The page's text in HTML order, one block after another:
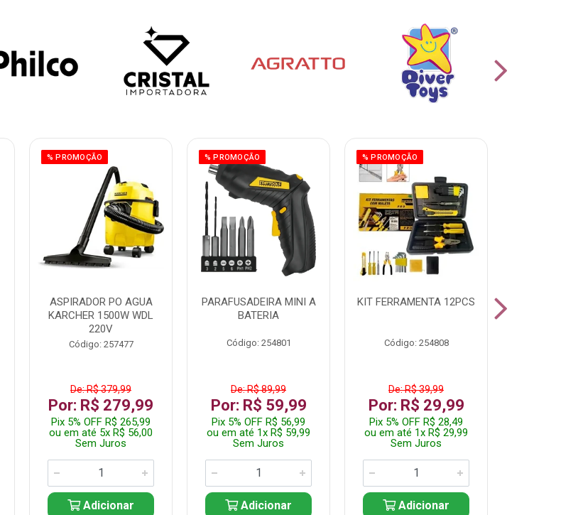
% PROMOÇÃO
ASPIRADOR PO AGUA
KARCHER 1500W WDL
220V
Código: 257477
De: R$ 379,99
Por: R$ 279,99
Pix 5% OFF R$ 265,99
ou em até 5x R$ 56,00
Sem Juros
Adicionar
% PROMOÇÃO
PARAFUSADEIRA MINI A
BATERIA
Código: 254801
De: R$ 89,99
Por: R$ 59,99
Pix 5% OFF R$ 56,99
ou em até 1x R$ 59,99
Sem Juros
Adicionar
% PROMOÇÃO
KIT FERRAMENTA 12PCS
Código: 254808
De: R$ 39,99
Por: R$ 29,99
Pix 5% OFF R$ 28,49
ou em até 1x R$ 29,99
Sem Juros
Adicionar